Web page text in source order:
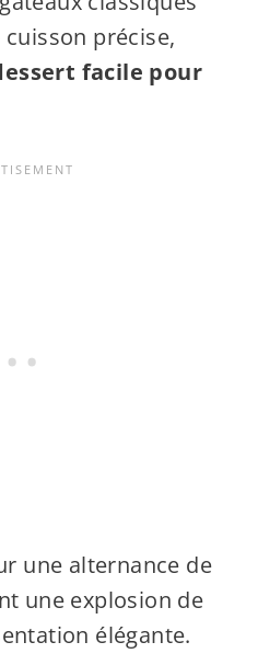
précise,
facile pour
une alternance de
une explosion de
élégante.